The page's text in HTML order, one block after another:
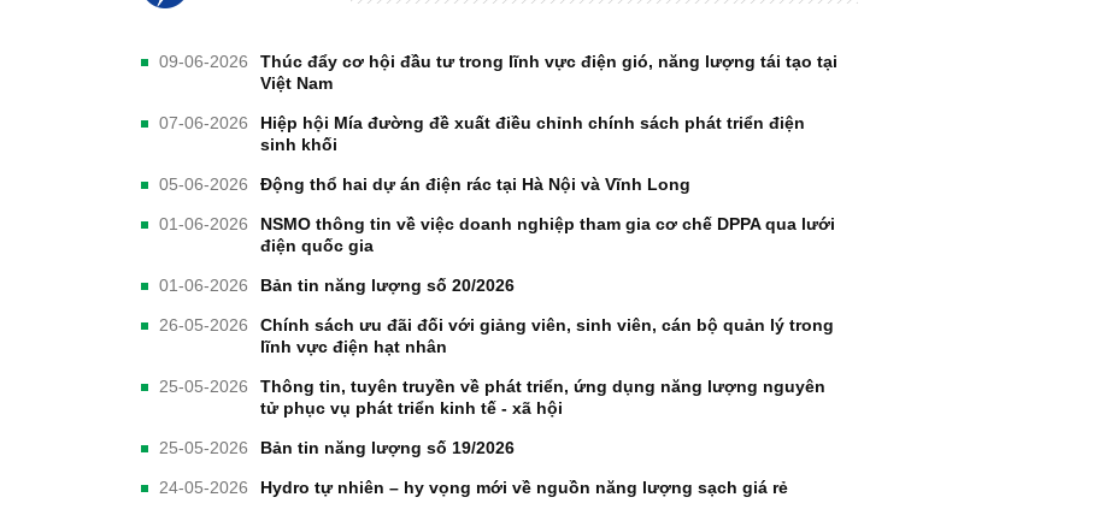
09-06-2026
Thúc đẩy cơ hội đầu tư trong lĩnh vực điện gió, năng lượng tái tạo tại
Việt Nam
07-06-2026
Hiệp hội Mía đường đề xuất điều chỉnh chính sách phát triển điện
sinh khối
05-06-2026 Động thổ hai dự án điện rác tại Hà Nội và Vĩnh Long
01-06-2026
NSMO thông tin về việc doanh nghiệp tham gia cơ chế DPPA qua lưới
điện quốc gia
01-06-2026 Bản tin năng lượng số 20/2026
26-05-2026
Chính sách ưu đãi đối với giảng viên, sinh viên, cán bộ quản lý trong
lĩnh vực điện hạt nhân
25-05-2026
Thông tin, tuyên truyền về phát triển, ứng dụng năng lượng nguyên
tử phục vụ phát triển kinh tế - xã hội
25-05-2026 Bản tin năng lượng số 19/2026
24-05-2026 Hydro tự nhiên – hy vọng mới về nguồn năng lượng sạch giá rẻ